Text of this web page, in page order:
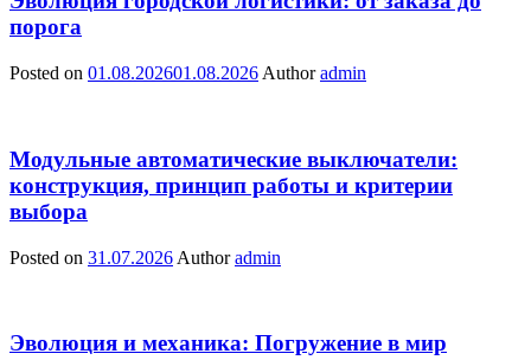
порога
Posted on 01.08.202601.08.2026 Author admin
Модульные автоматические выключатели:
конструкция, принцип работы и критерии
выбора
Posted on 31.07.2026 Author admin
Эволюция и механика: Погружение в мир